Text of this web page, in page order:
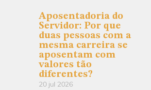
Aposentadoria do
Servidor: Por que
duas pessoas com a
mesma carreira se
aposentam com
valores tão
diferentes?
20 jul 2026